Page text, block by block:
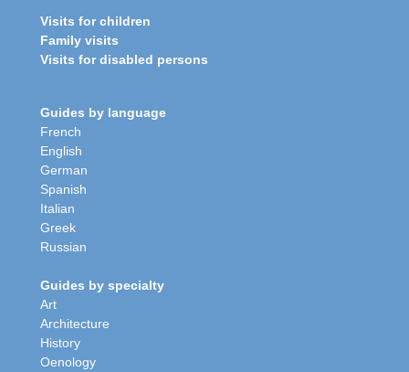
Visits for children
Family visits
Visits for disabled persons
Guides by language
French
English
German
Spanish
Italian
Greek
Russian
Guides by specialty
Art
Architecture
History
Oenology